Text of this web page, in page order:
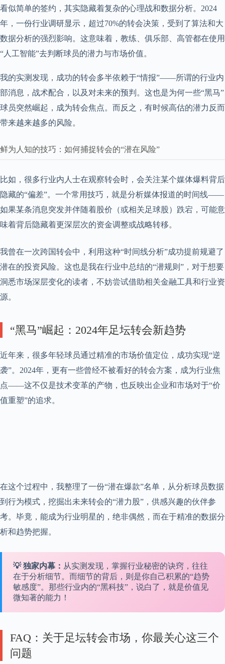
看似简单的签约，其实隐藏着复杂的心理战和数据分析。2024
年，一份行业调研显示，超过70%的转会决策，受到了算法和大
数据分析的强烈影响。这意味着，教练、俱乐部、高管都在使用
“人工智能”去判断球员的潜力与市场价值。
我的实测发现，成功的转会多半依赖于“情报”——所谓的行业内
部消息，战术配合，以及对未来的预判。这也是为何一些“黑马”
球员突然崛起，成为转会焦点。而反之，有时候高估的潜力反而
带来越来越多的风险。
鲜为人知的技巧：如何捕捉转会的“潜在风险”
比如，很多行业内人士在观察转会时，会关注某个媒体爆料背后
隐藏的“偏差”。一个常用技巧，就是分析媒体报道的时间线——
如果某条消息突发并伴随着股价（或相关足球股）跌宕，可能意
味着背后隐藏着更深层次的资金调整或战略转移。
我曾在一次跨国转会中，利用这种“时间线分析”成功提前规避了
潜在的投资风险。这也是我在行业中总结的“潜规则”，对于想要
洞悉市场深层变化的读者，不妨尝试借助相关金融工具和行业资
源。
“黑马”崛起：2024年足坛转会新趋势
近年来，很多年轻球员通过精准的市场价值定位，成功实现“逆
袭”。2024年，更有一些曾经不被看好的转会方案，成为行业焦
点——这不仅是技术变革的产物，也反映出企业和市场对于“价
值重塑”的追求。
在这个过程中，我整理了一份“潜在爆款”名单，从分析球员数据
到行为模式，挖掘出未来转会的“潜力股”，供感兴趣的伙伴参
考。毕竟，能成为行业明星的，绝非偶然，而在于精准的数据分
析和趋势把握。
💡 独家内幕： 从实测发现，掌握行业秘密的诀窍，往往
在于分析细节。而细节的背后，则是你自己积累的“趋势
敏感度”。那些行业内的“黑科技”，说白了，就是价值见
微知著的能力！
FAQ：关于足坛转会市场，你最关心这三个
问题